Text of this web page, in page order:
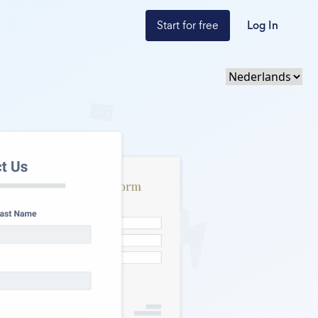
Start for free Log In